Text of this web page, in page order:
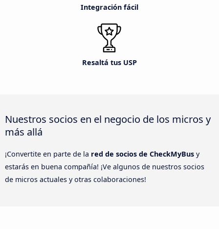
Integración fácil
Resaltá tus USP
Nuestros socios en el negocio de los micros y
más allá
¡Convertite en parte de la red de socios de CheckMyBus y
estarás en buena compañía! ¡Ve algunos de nuestros socios
de micros actuales y otras colaboraciones!